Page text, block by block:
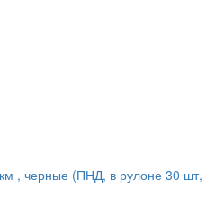
, черные (ПНД, в рулоне 30 шт,